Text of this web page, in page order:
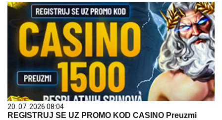
20. 07. 2026 08:04
REGISTRUJ SE UZ PROMO KOD CASINO Preuzmi